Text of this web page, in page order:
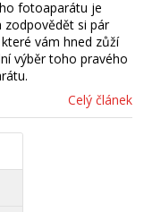
fotoaparátu je
zodpovědět si pár
vám hned zůží
výběr toho pravého
Celý článek